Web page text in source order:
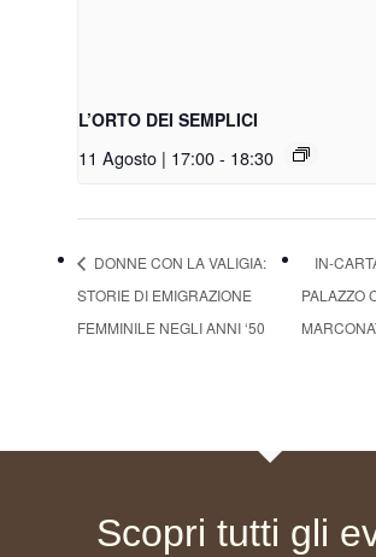
L’ORTO DEI SEMPLICI
11 Agosto | 17:00- 18:30
DONNE CON LA VALIGIA:
STORIE DI EMIGRAZIONE
FEMMINILE NEGLI ANNI ‘50
IN-
PALAZZO
Scopri tutti gli